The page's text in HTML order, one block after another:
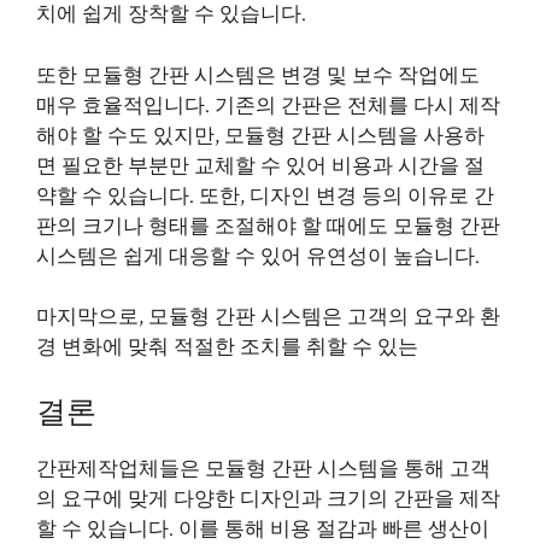
치에 쉽게 장착할 수 있습니다.
또한 모듈형 간판 시스템은 변경 및 보수 작업에도
매우 효율적입니다. 기존의 간판은 전체를 다시 제작
해야 할 수도 있지만, 모듈형 간판 시스템을 사용하
면 필요한 부분만 교체할 수 있어 비용과 시간을 절
약할 수 있습니다. 또한, 디자인 변경 등의 이유로 간
판의 크기나 형태를 조절해야 할 때에도 모듈형 간판
시스템은 쉽게 대응할 수 있어 유연성이 높습니다.
마지막으로, 모듈형 간판 시스템은 고객의 요구와 환
경 변화에 맞춰 적절한 조치를 취할 수 있는
결론
간판제작업체들은 모듈형 간판 시스템을 통해 고객
의 요구에 맞게 다양한 디자인과 크기의 간판을 제작
할 수 있습니다. 이를 통해 비용 절감과 빠른 생산이